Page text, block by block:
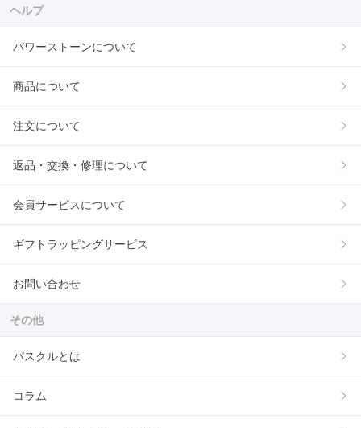
ヘルプ
パワーストーンについて
商品について
注文について
返品・交換・修理について
会員サービスについて
ギフトラッピングサービス
お問い合わせ
その他
パスクルとは
コラム